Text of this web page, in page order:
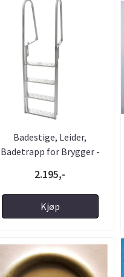
Badestige, Leider,
Badetrapp for Brygger -
2.195,-
Kjøp